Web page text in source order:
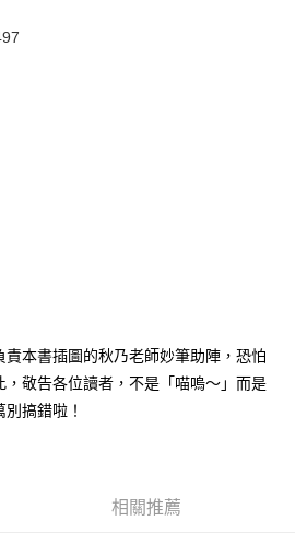
之後才付款」的支付方式。 讓您購物簡單
綁卡、不需儲值。
認證，即可結帳。
，再付款。
】
享後付」後，將跳轉至「AFTEE先享後付」
金額後，即可完成結帳。
繳費通知簡訊。
，點擊此簡訊中的連結，可透過四大超商／
需立刻繳費，但若您需要取消訂單，請聯絡
取消之訂單仍視為有效，需透過AFTEE先享
享後付 」之結帳頁面顯示為準，若有關於
退款等相關疑問，請聯繫「AFTEE先享後付
。
瀏覽以下網址：
上)免運費
上)免運費
上)免運費
以上)免運費
上)免運費
本書插圖的秋乃老師妙筆助陣，恐怕
敬告各位讀者，不是「喵嗚～」而是
別搞錯啦！
相關推薦